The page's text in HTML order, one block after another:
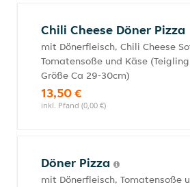
Chili Cheese Döner Pizza
mit Dönerfleisch, Chili Cheese
Tomatensoße und Käse
Größe Ca 29-30cm)
13,50 €
inkl. Pfand (0,00 €)
Döner Pizza
mit Dönerfleisch, Tomatensoße